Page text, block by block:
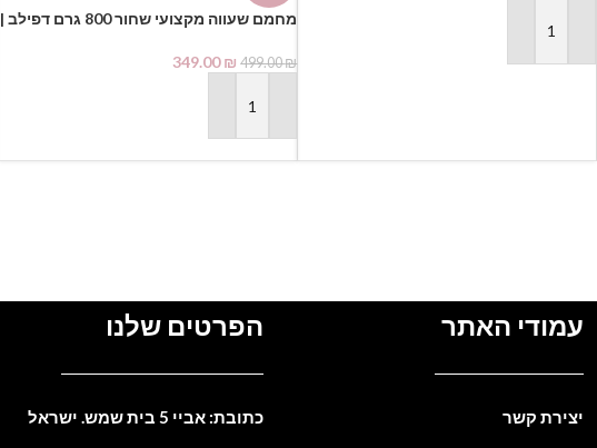
הוספה לסל
מחמם שעווה מקצועי שחור 800 גרם דפילב |
499.00₪
349.00₪
הוספה לסל
עמודי האתר
יצירת קשר
הפרטים שלנו
כתובת: אביי 5 בית שמש. ישראל